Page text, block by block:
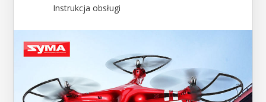
Instrukcja obsługi